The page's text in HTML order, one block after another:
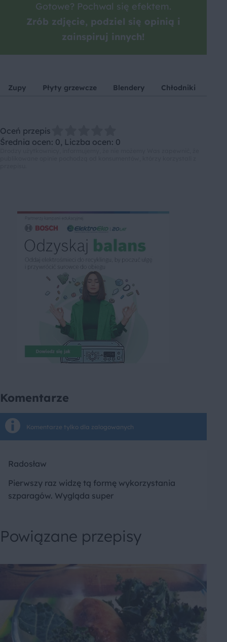
Gotowe? Pochwal się efektem.
Zrób zdjęcie, podziel się opinią i
zainspiruj innych!
Zupy Płyty grzewcze Blendery Chłodniki
Oceń przepis
Średnia ocen: 0, Liczba ocen: 0
Komentarze
Komentarze tylko dla zalogowanych
Radosław
Pierwszy raz widzę tą formę wykorzystania
szparagów. Wygląda super
Powiązane przepisy